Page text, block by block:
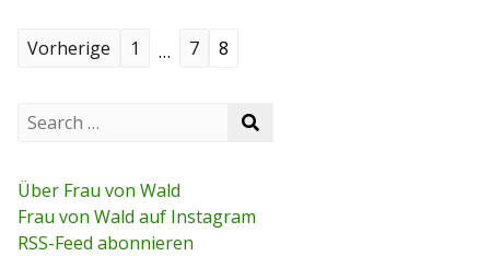
S
e
n
Vorherige 1 … 7 8
c
h
f
o
Über Frau von Wald
Frau von Wald auf Instagram
RSS-Feed abonnieren